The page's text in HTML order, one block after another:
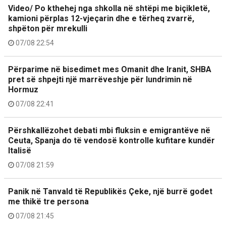
Video/ Po kthehej nga shkolla në shtëpi me biçikletë,
kamioni përplas 12-vjeçarin dhe e tërheq zvarrë,
shpëton për mrekulli
07/08 22:54
Përparime në bisedimet mes Omanit dhe Iranit, SHBA
pret së shpejti një marrëveshje për lundrimin në
Hormuz
07/08 22:41
Përshkallëzohet debati mbi fluksin e emigrantëve në
Ceuta, Spanja do të vendosë kontrolle kufitare kundër
Italisë
07/08 21:59
Panik në Tanvald të Republikës Çeke, një burrë godet
me thikë tre persona
07/08 21:45